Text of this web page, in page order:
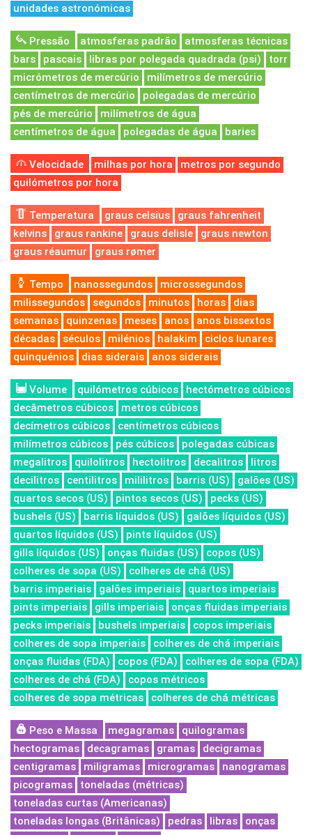
unidades astronómicas
Pressão atmosferas padrão
atmosferas técnicas
bars
pascais libras por polegada quadrada (psi)
torr
micrómetros de mercúrio
milímetros de mercúrio
centímetros de mercúrio
polegadas de mercúrio
pés de mercúrio
milímetros de água
centímetros de água
polegadas de água baries
Velocidade milhas por hora
metros por segundo
quilómetros por hora
Temperatura graus celsius
graus fahrenheit
kelvins
graus rankine graus delisle
graus newton
graus réaumur
graus rømer
Tempo nanossegundos
microssegundos
milissegundos
segundos minutos horas
dias
semanas
quinzenas meses anos
anos bissextos
décadas
séculos milénios halakim
ciclos lunares
quinquénios
dias siderais anos siderais
Volume quilómetros cúbicos
hectómetros cúbicos
decâmetros cúbicos
metros cúbicos
decímetros cúbicos
centímetros cúbicos
milímetros cúbicos
pés cúbicos
polegadas cúbicas
megalitros
quilolitros hectolitros decalitros
litros
decilitros
centilitros mililitros barris (US)
galões (US)
quartos secos (US)
pintos secos (US)
pecks (US)
bushels (US)
barris líquidos (US)
galões líquidos (US)
quartos líquidos (US)
pints líquidos (US)
gills líquidos (US)
onças fluidas (US)
copos (US)
colheres de sopa (US)
colheres de chá (US)
barris imperiais
galões imperiais
quartos imperiais
pints imperiais
gills imperiais
onças fluidas imperiais
pecks imperiais
bushels imperiais
copos imperiais
colheres de sopa imperiais
colheres de chá imperiais
onças fluidas (FDA)
copos (FDA)
colheres de sopa (FDA)
colheres de chá (FDA)
copos métricos
colheres de sopa métricas
colheres de chá métricas
Peso e Massa megagramas
quilogramas
hectogramas
decagramas gramas
decigramas
centigramas
miligramas microgramas
nanogramas
picogramas
toneladas (métricas)
toneladas curtas (Americanas)
toneladas longas (Britânicas)
pedras libras
onças